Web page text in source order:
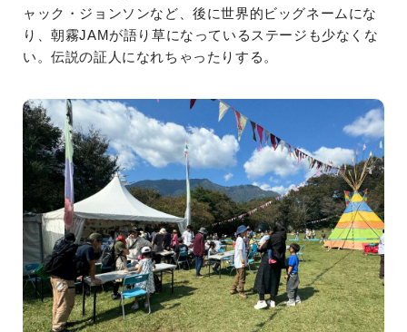
ャック・ジョンソンなど、後に世界的ビッグネームにな
り、朝霧JAMが語り草になっているステージも少なくな
い。伝説の証人になれちゃったりする。